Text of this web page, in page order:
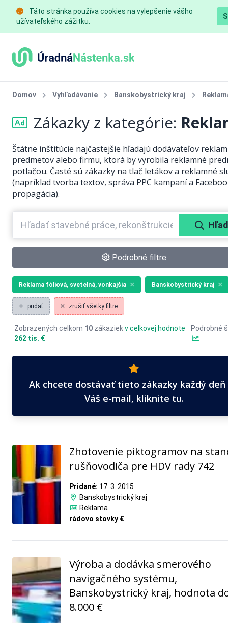
Táto stránka používa cookies na vylepšenie vášho
užívateľského zážitku.
Domov Vyhľadávanie Banskobystrický kraj
Zákazky z kategórie:
Štátne inštitúcie najčastejšie hľadajú dodávateľov
predmetov alebo firmu, ktorá by vyrobila reklamné
potlačou. Časté sú zákazky na tlač letákov a reklamné
(napríklad tvorba textov, správa PPC kampaní a
propagácia).
Podrobné filtre
Reklama fóliová, svetelná, vonkajšia Banskobystrický kraj
pridať zrušiť všetky filtre
Zobrazených celkom 10 zákaziekv celkovej hodnote
262 tis. €
Podrobné
Ak chcete dostávať tieto zákazky každý deň
Váš e-mail, kliknite tu.
Zhotovenie piktogramov na
rušňovodiča pre HDV rady 742
Pridané: 17. 3. 2015
Banskobystrický kraj
Reklama
rádovo stovky €
Výroba a dodávka smerového
navigačného systému,
Banskobystrický kraj, hodnota
8.000 €